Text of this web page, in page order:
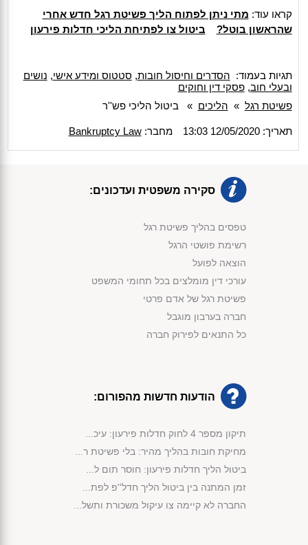
קראו עוד: מתי ניתן לפתוח הליך פשיטת רגל חדש אחרי
שהראשון בוטל?
ביטול צו לפתיחת הליכי חדלות פירעון
תגיות בעמוד: הסדרים וחיסול חובות, סטטוס ומידע אישי, נושים
ובעלי חוב,פסקי דין וחוקים
פשיטת רגל » הליכים »ביטול הליכי פש''ר
תאריך: 12/05/2020 13:03 מחבר:Bankruptcy Law
סקירה משפטית ועדכונים:
טפסים בהליך פשיטת רגל
רשימת פושטי הרגל
הוצאה לפועל
עורכי דין מומלצים בכל תחומי המשפט
פשיטת רגל של אדם פרטי
חברה בערבון מוגבל
כל התנאים לפירוק חברה
הודעות חדשות מהפורום:
תיקון מספר 4 לחוק חדלות פירעון: עיכ...
מחיקת חובות בהליך מהיר: בלי פשיטת ר...
ביטול הליך חדלות פירעון: חוסר תום ל...
זמן המתנה בין ביטול הליך חדל''פ לפת...
החברה לא קיימה צו עיקול משכורת ותשל...